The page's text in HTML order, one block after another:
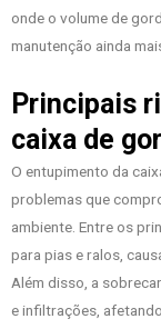
onde o volume de
manutenção ainda
Principais
caixa de
O entupimento da
problemas que
ambiente. Entre os
para pias e ralos,
Além disso, a
e infiltrações,